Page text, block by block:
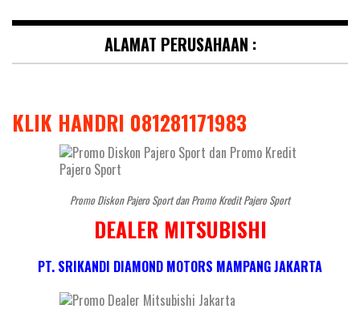
ALAMAT PERUSAHAAN :
KLIK HANDRI 081281171983
Promo Diskon Pajero Sport dan Promo Kredit Pajero Sport
DEALER MITSUBISHI
PT. SRIKANDI DIAMOND MOTORS MAMPANG JAKARTA